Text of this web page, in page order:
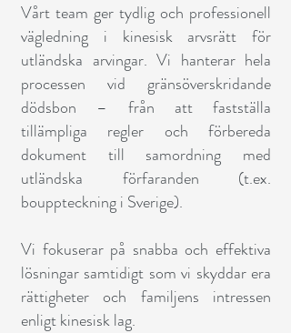
Vårt team ger tydlig och professionell
vägledning i kinesisk arvsrätt för
utländska arvingar. Vi hanterar hela
processen vid gränsöverskridande
dödsbon – från att fastställa
tillämpliga regler och förbereda
dokument till samordning med
utländska förfaranden (t.ex.
bouppteckning i Sverige).
Vi fokuserar på snabba och effektiva
lösningar samtidigt som vi skyddar era
rättigheter och familjens intressen
enligt kinesisk lag.